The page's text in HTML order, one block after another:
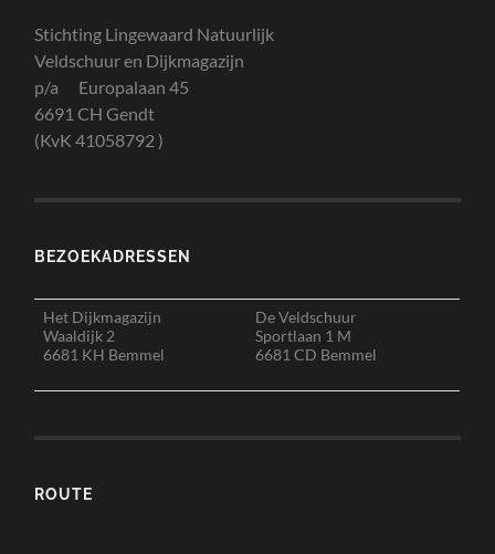
Stichting Lingewaard Natuurlijk
Veldschuur en Dijkmagazijn
p/a Europalaan 45
6691 CH Gendt
(KvK 41058792 )
BEZOEKADRESSEN
Het Dijkmagazijn
Waaldijk 2
6681 KH Bemmel
De Veldschuur
Sportlaan 1 M
6681 CD Bemmel
ROUTE